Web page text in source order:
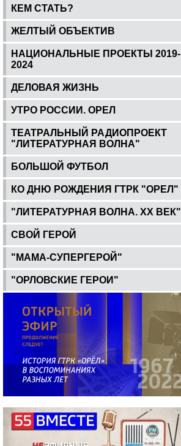
КЕМ СТАТЬ?
ЖЕЛТЫЙ ОБЪЕКТИВ
НАЦИОНАЛЬНЫЕ ПРОЕКТЫ 2019-
2024
ДЕЛОВАЯ ЖИЗНЬ
УТРО РОССИИ. ОРЕЛ
ТЕАТРАЛЬНЫЙ РАДИОПРОЕКТ
"ЛИТЕРАТУРНАЯ ВОЛНА"
БОЛЬШОЙ ФУТБОЛ
КО ДНЮ РОЖДЕНИЯ ГТРК "ОРЕЛ"
"ЛИТЕРАТУРНАЯ ВОЛНА. ХХ ВЕК"
СВОЙ ГЕРОЙ
"МАМА-СУПЕРГЕРОЙ"
"ОРЛОВСКИЕ ГЕРОИ"